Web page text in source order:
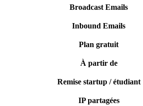
Broadcast Emails
Inbound Emails
Plan gratuit
À partir de
Remise startup / étudiant
IP partagées